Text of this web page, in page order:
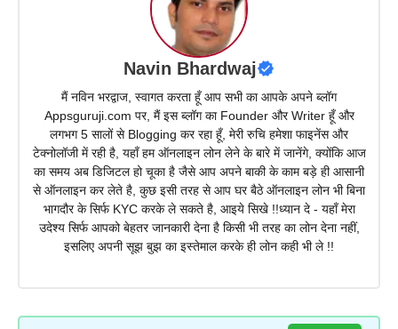
Navin Bhardwaj
मैं नविन भरद्वाज, स्वागत करता हूँ आप सभी का आपके अपने ब्लॉग
Appsguruji.com पर, मैं इस ब्लॉग का Founder और Writer हूँ और
लगभग 5 सालों से Blogging कर रहा हूँ, मेरी रुचि हमेशा फाइनेंस और
टेक्नोलॉजी में रही है, यहाँ हम ऑनलाइन लोन लेने के बारे में जानेंगे, क्योंकि आज
का समय अब डिजिटल हो चूका है जैसे आप अपने बाकी के काम बड़े ही आसानी
से ऑनलाइन कर लेते है, कुछ इसी तरह से आप घर बैठे ऑनलाइन लोन भी बिना
भागदौर के सिर्फ KYC करके ले सकते है, आइये सिखे !!ध्यान दे - यहाँ मेरा
उदेश्य सिर्फ आपको बेहतर जानकारी देना है किसी भी तरह का लोन देना नहीं,
इसलिए अपनी सूझ बुझ का इस्तेमाल करके ही लोन कही भी ले !!